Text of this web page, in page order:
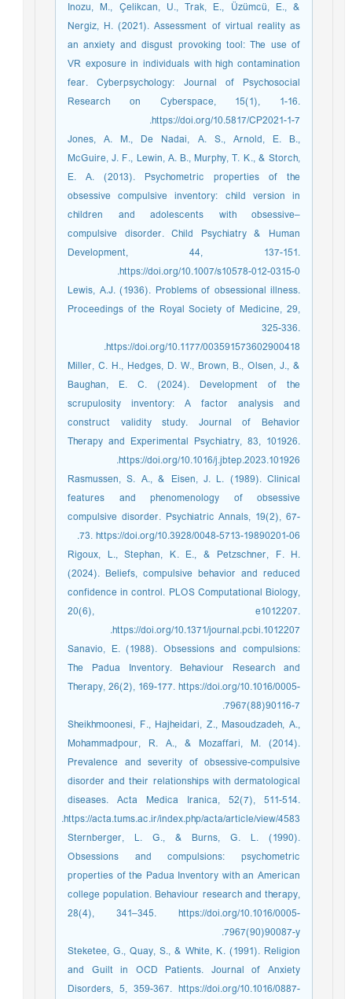
Inozu, M., Çelikcan, U., Trak, E., Üzümcü, E., &
Nergiz, H. (2021). Assessment of virtual reality as
an anxiety and disgust provoking tool: The use of
VR exposure in individuals with high contamination
fear. Cyberpsychology: Journal of Psychosocial
Research on Cyberspace, 15(1), 1-16.
https://doi.org/10.5817/CP2021-1-7.
Jones, A. M., De Nadai, A. S., Arnold, E. B.,
McGuire, J. F., Lewin, A. B., Murphy, T. K., & Storch,
E. A. (2013). Psychometric properties of the
obsessive compulsive inventory: child version in
children and adolescents with obsessive–
compulsive disorder. Child Psychiatry & Human
Development, 44, 137-151.
https://doi.org/10.1007/s10578-012-0315-0.
Lewis, A.J. (1936). Problems of obsessional illness.
Proceedings of the Royal Society of Medicine, 29,
325-336.
https://doi.org/10.1177/003591573602900418.
Miller, C. H., Hedges, D. W., Brown, B., Olsen, J., &
Baughan, E. C. (2024). Development of the
scrupulosity inventory: A factor analysis and
construct validity study. Journal of Behavior
Therapy and Experimental Psychiatry, 83, 101926.
https://doi.org/10.1016/j.jbtep.2023.101926.
Rasmussen, S. A., & Eisen, J. L. (1989). Clinical
features and phenomenology of obsessive
compulsive disorder. Psychiatric Annals, 19(2), 67-
73. https://doi.org/10.3928/0048-5713-19890201-06.
Rigoux, L., Stephan, K. E., & Petzschner, F. H.
(2024). Beliefs, compulsive behavior and reduced
confidence in control. PLOS Computational Biology,
20(6), e1012207.
https://doi.org/10.1371/journal.pcbi.1012207.
Sanavio, E. (1988). Obsessions and compulsions:
The Padua Inventory. Behaviour Research and
Therapy, 26(2), 169-177. https://doi.org/10.1016/0005-
7967(88)90116-7.
Sheikhmoonesi, F., Hajheidari, Z., Masoudzadeh, A.,
Mohammadpour, R. A., & Mozaffari, M. (2014).
Prevalence and severity of obsessive-compulsive
disorder and their relationships with dermatological
diseases. Acta Medica Iranica, 52(7), 511-514.
https://acta.tums.ac.ir/index.php/acta/article/view/4583.
Sternberger, L. G., & Burns, G. L. (1990).
Obsessions and compulsions: psychometric
properties of the Padua Inventory with an American
college population. Behaviour research and therapy,
28(4), 341–345. https://doi.org/10.1016/0005-
7967(90)90087-y.
Steketee, G., Quay, S., & White, K. (1991). Religion
and Guilt in OCD Patients. Journal of Anxiety
Disorders, 5, 359-367. https://doi.org/10.1016/0887-